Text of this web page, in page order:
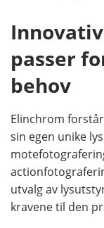
passer
behov
Elinchrom
sin egen unike
utvalg av
kravene til den